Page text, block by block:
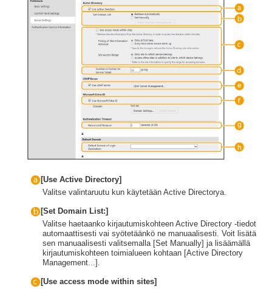
[Use Active Directory]
Valitse valintaruutu kun käytetään Active Directorya.
[Set Domain List:]
Valitse haetaanko kirjautumiskohteen Active Directory -tiedot
automaattisesti vai syötetäänkö ne manuaalisesti. Voit lisätä
sen manuaalisesti valitsemalla [Set Manually] ja lisäämällä
kirjautumiskohteen toimialueen kohtaan [Active Directory
Management...].
[Use access mode within sites]